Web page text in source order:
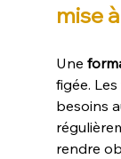
mise
Une
figée.
besoins
rendre